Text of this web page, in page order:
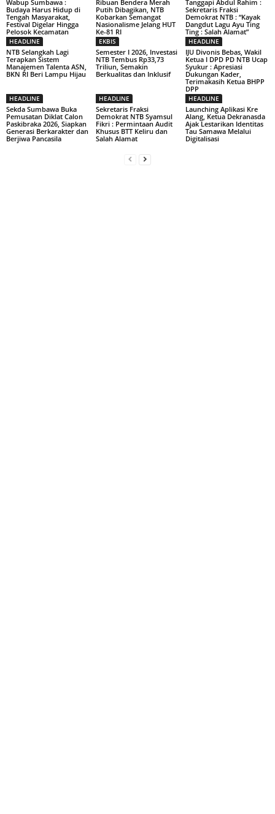
Wabup Sumbawa :
Budaya Harus Hidup di
Tengah Masyarakat,
Festival Digelar Hingga
Pelosok Kecamatan
Ribuan Bendera Merah
Putih Dibagikan, NTB
Kobarkan Semangat
Nasionalisme Jelang HUT
Ke-81 RI
Tanggapi Abdul Rahim :
Sekretaris Fraksi
Demokrat NTB : “Kayak
Dangdut Lagu Ayu Ting
Ting : Salah Alamat”
HEADLINE
NTB Selangkah Lagi
Terapkan Sistem
Manajemen Talenta ASN,
BKN RI Beri Lampu Hijau
EKBIS
Semester I 2026, Investasi
NTB Tembus Rp33,73
Triliun, Semakin
Berkualitas dan Inklusif
HEADLINE
IJU Divonis Bebas, Wakil
Ketua I DPD PD NTB Ucap
Syukur : Apresiasi
Dukungan Kader,
Terimakasih Ketua BHPP
DPP
HEADLINE
Sekda Sumbawa Buka
Pemusatan Diklat Calon
Paskibraka 2026, Siapkan
Generasi Berkarakter dan
Berjiwa Pancasila
HEADLINE
Sekretaris Fraksi
Demokrat NTB Syamsul
Fikri : Permintaan Audit
Khusus BTT Keliru dan
Salah Alamat
HEADLINE
Launching Aplikasi Kre
Alang, Ketua Dekranasda
Ajak Lestarikan Identitas
Tau Samawa Melalui
Digitalisasi